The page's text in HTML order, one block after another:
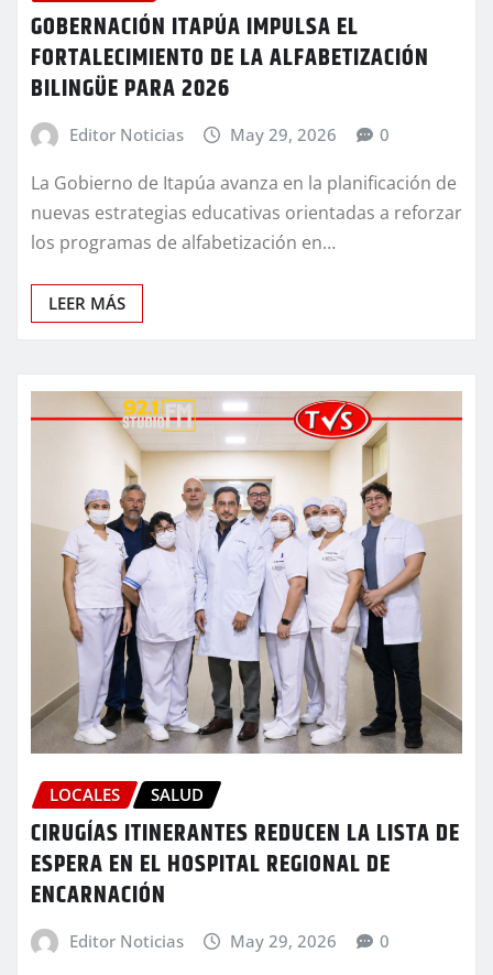
GOBERNACIÓN ITAPÚA IMPULSA EL
FORTALECIMIENTO DE LA ALFABETIZACIÓN
BILINGÜE PARA 2026
Editor Noticias May 29, 2026 0
La Gobierno de Itapúa avanza en la planificación de
nuevas estrategias educativas orientadas a reforzar
los programas de alfabetización en…
LEER MÁS
LOCALES SALUD
CIRUGÍAS ITINERANTES REDUCEN LA LISTA DE
ESPERA EN EL HOSPITAL REGIONAL DE
ENCARNACIÓN
Editor Noticias May 29, 2026 0